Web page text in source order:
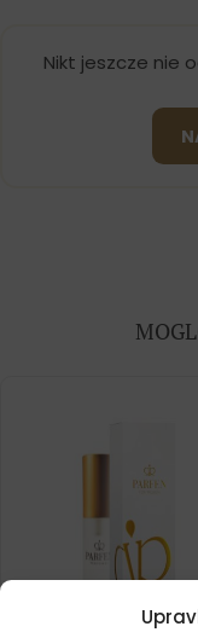
Nikt jeszcze nie